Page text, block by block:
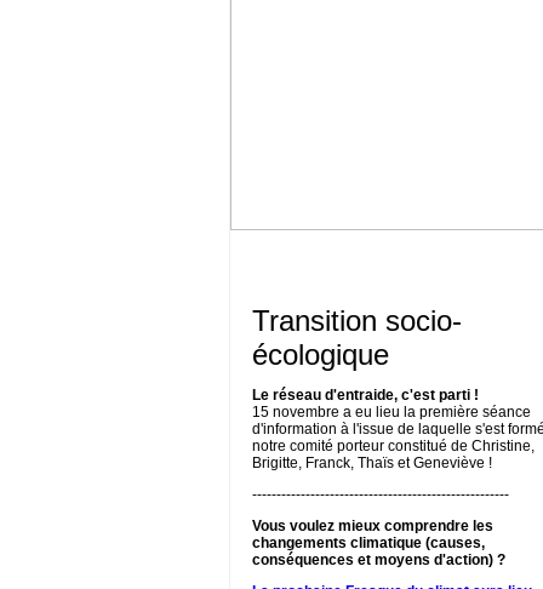
Transition socio-
écologique
Le réseau d'entraide, c'est parti !
15 novembre a eu lieu la première séance
d'information à l'issue de laquelle s'est
notre comité porteur constitué de Christine,
Brigitte, Franck, Thaïs et Geneviève !
-----------------------------------------------------
Vous voulez mieux comprendre les
changements climatique (causes,
conséquences et moyens d'action) ?